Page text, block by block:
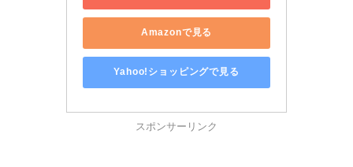
Amazonで見る
Yahoo!ショッピングで見る
スポンサーリンク